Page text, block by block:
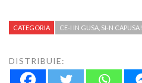
CATEGORIA CE-I IN GUSA, SI-N CAPUSA!
DISTRIBUIE: